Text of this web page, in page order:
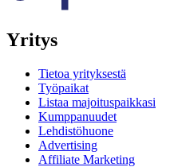
Yritys
Tietoa yrityksestä
Työpaikat
Listaa majoituspaikkasi
Kumppanuudet
Lehdistöhuone
Advertising
Affiliate Marketing